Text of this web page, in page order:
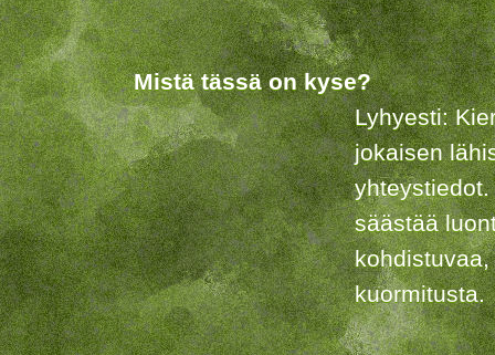
Mistä tässä on kyse?
Lyhyesti:
jokaisen
säästää
kuormitusta.